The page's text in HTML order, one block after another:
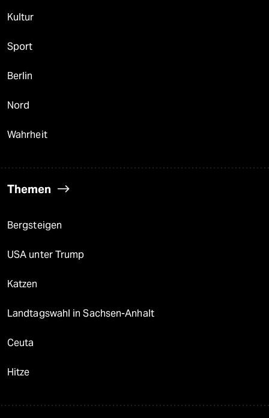
Kultur
Sport
Berlin
Nord
Wahrheit
Themen
Bergsteigen
USA unter Trump
Katzen
Landtagswahl in Sachsen-Anhalt
Ceuta
Hitze